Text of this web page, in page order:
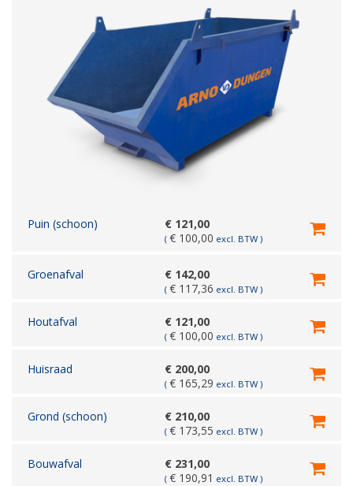
Puin (schoon) € 121,00
(€ 100,00 excl. BTW )
Groenafval € 142,00
(€ 117,36 excl. BTW )
Houtafval € 121,00
(€ 100,00 excl. BTW )
Huisraad € 200,00
(€ 165,29 excl. BTW )
Grond (schoon) € 210,00
(€ 173,55 excl. BTW )
Bouwafval € 231,00
(€ 190,91 excl. BTW )